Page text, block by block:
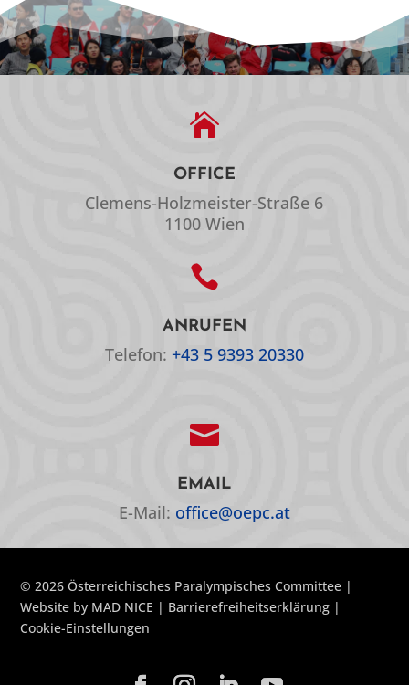

OFFICE
Clemens-Holzmeister-Straße 6
1100 Wien

ANRUFEN
Telefon: +43 5 9393 20330

EMAIL
E-Mail: office@oepc.at
© 2026 Österreichisches Paralympisches Committee |
Website by MAD NICE | Barrierefreiheitserklärung |
Cookie-Einstellungen